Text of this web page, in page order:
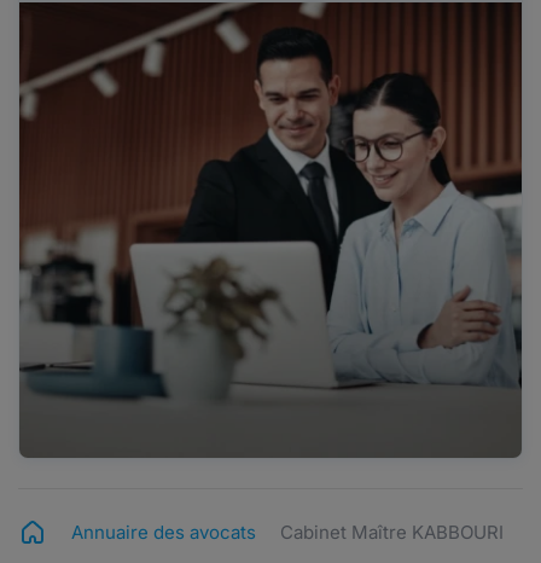
Annuaire des avocats Cabinet Maître KABBOURI